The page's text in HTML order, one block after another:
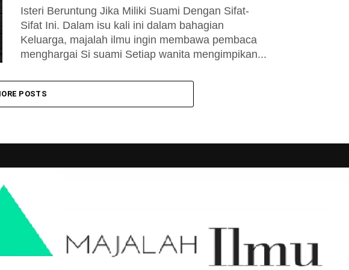
Isteri Beruntung Jika Miliki Suami Dengan Sifat-
Sifat Ini. Dalam isu kali ini dalam bahagian
Keluarga, majalah ilmu ingin membawa pembaca
menghargai Si suami Setiap wanita mengimpikan...
POSTS